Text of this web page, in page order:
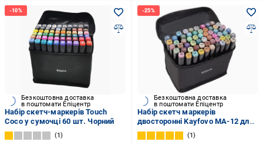
Безкоштовна доставка
в поштомати Епіцентр
Набір скетч-маркерів Touch
Coco у сумочці 60 шт. Чорний
1
Безкоштовна доставка
в поштомати Епіцентр
Набір скетч маркерів
двосторонні Kayfovo MA-12 для
малювання з чохлом 60 шт.
(28921)
1